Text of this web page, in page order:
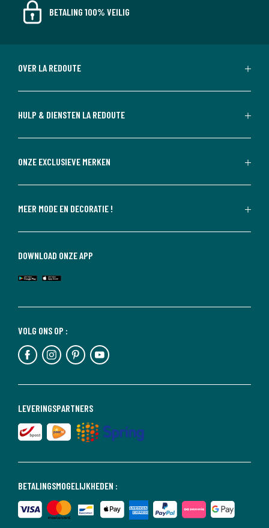
BETALING 100% VEILIG
OVER LA REDOUTE
HULP & DIENSTEN LA REDOUTE
ONZE EXCLUSIEVE MERKEN
MEER MODE EN DECORATIE !
BETALINGSMOGELIJKHEDEN :
LEVERINGSPARTNERS
VOLG ONS OP :
DOWNLOAD ONZE APP